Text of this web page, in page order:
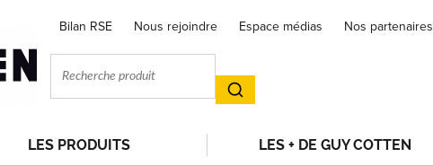
Bilan RSE Nous rejoindre Espace médias Nos partenaires
LES PRODUITS LES + DE GUY COTTEN